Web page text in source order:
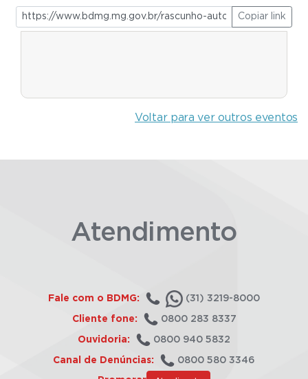
Copiar link
Voltar para ver outros eventos
Atendimento
Fale com o BDMG: (31) 3219-8000
Cliente fone: 0800 283 8337
Ouvidoria: 0800 940 5832
Canal de Denúncias: 0800 580 3346